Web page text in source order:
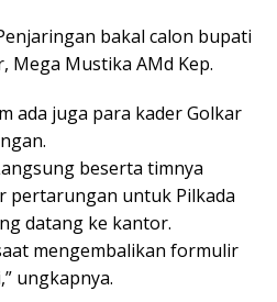
bakal calon bupati
Mega Mustika AMd Kep.
ada juga para kader Golkar
beserta timnya
pertarungan untuk Pilkada
datang ke kantor.
mengembalikan formulir
ungkapnya.